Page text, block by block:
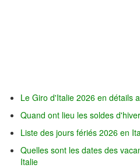
Le Giro d'Italie 2026 en détails
Quand ont lieu les soldes
Liste des jours fériés 2026 en
Quelles sont les dates des
Italie